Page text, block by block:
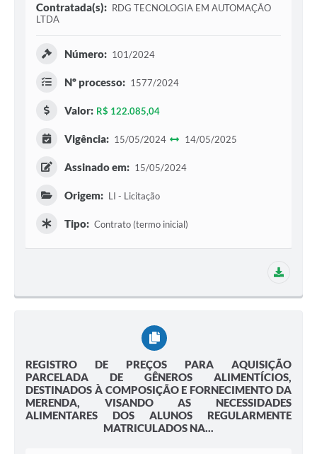
Contratada(s): RDG TECNOLOGIA EM AUTOMAÇÃO
LTDA
Número: 101/2024
Nº processo: 1577/2024
Valor: R$ 122.085,04
Vigência: 15/05/2024 14/05/2025
Assinado em: 15/05/2024
Origem: LI - Licitação
Tipo: Contrato (termo inicial)
REGISTRO DE PREÇOS PARA AQUISIÇÃO
PARCELADA DE GÊNEROS ALIMENTÍCIOS,
DESTINADOS À COMPOSIÇÃO E FORNECIMENTO DA
MERENDA, VISANDO AS NECESSIDADES
ALIMENTARES DOS ALUNOS REGULARMENTE
MATRICULADOS NA...